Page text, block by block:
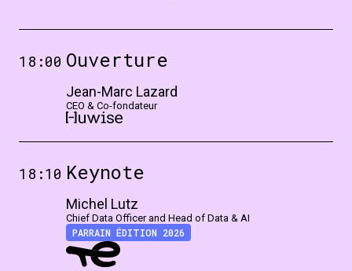
18:00 Ouverture
Jean-Marc Lazard
CEO & Co-fondateur
18:10 Keynote
Michel Lutz
Chief Data Officer and Head of Data & AI
PARRAIN ÉDITION 2026